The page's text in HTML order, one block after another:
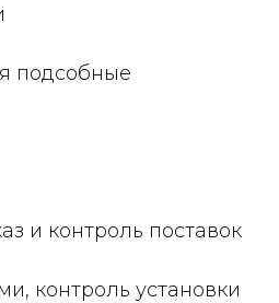
подсобные
и контроль поставок
контроль установки